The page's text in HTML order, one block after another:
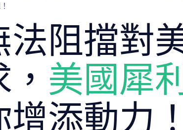
法阻擋對
美國犀
增添動力！